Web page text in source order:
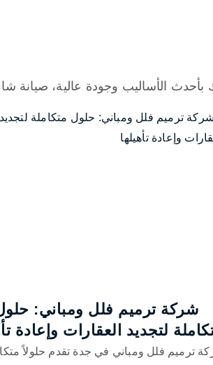
الأساليب وجودة عالية، صيانة
شركة ترميم فلل ومباني:
لتجديد العقارات وإعادة
ترميم فلل ومباني في جدة تقدم حلولاً